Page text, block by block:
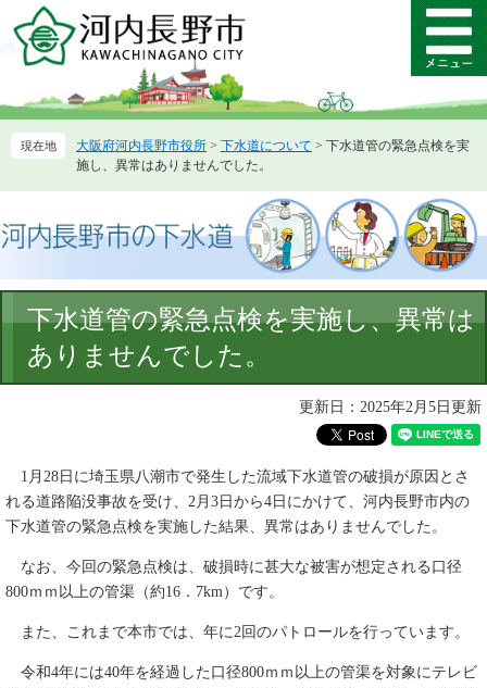
ー
先
ニ
を
て
文
メ
ニ
ー
大阪府河内長野市役所 > 下水道について > 下水道管の緊急点検を実
施し、異常はありませんでした。
文
下水道管の緊急点検を実施し、異常は
ありませんでした。
更新日：2025年2月5日更新
1月28日に埼玉県八潮市で発生した流域下水道管の破損が原因とさ
れる道路陥没事故を受け、2月3日から4日にかけて、河内長野市内の
下水道管の緊急点検を実施した結果、異常はありませんでした。
なお、今回の緊急点検は、破損時に甚大な被害が想定される口径
800ｍｍ以上の管渠（約16．7km）です。
また、これまで本市では、年に2回のパトロールを行っています。
令和4年には40年を経過した口径800ｍｍ以上の管渠を対象にテレビ